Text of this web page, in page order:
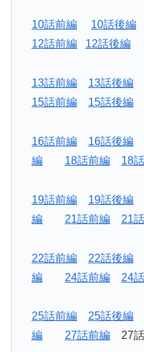
10話前編 10話後編
12話前編
12話後編
13話前編 13話後編
15話前編
15話後編
16話前編 16話後編
編
18話前編 18
19話前編 19話後編
編
21話前編 21
22話前編 22話後編
編
24話前編 24
25話前編 25話後編
編
27話前編27話